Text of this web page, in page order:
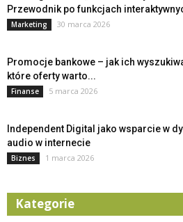
Przewodnik po funkcjach
Marketing 30 marca 2026
Promocje bankowe – jak ich
które oferty warto...
Finanse 5 marca 2026
Independent Digital jako wsparcie w
audio w internecie
Biznes 1 marca 2026
Kategorie